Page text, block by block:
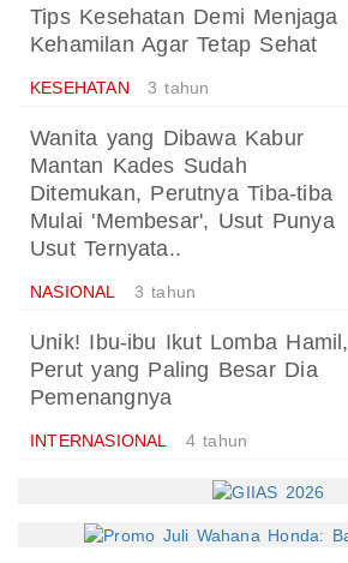
Tips Kesehatan Demi Menjaga
Kehamilan Agar Tetap Sehat
KESEHATAN 3 tahun
Wanita yang Dibawa Kabur
Mantan Kades Sudah
Ditemukan, Perutnya Tiba-tiba
Mulai 'Membesar', Usut Punya
Usut Ternyata..
NASIONAL 3 tahun
Unik! Ibu-ibu Ikut Lomba Hamil,
Perut yang Paling Besar Dia
Pemenangnya
INTERNASIONAL 4 tahun